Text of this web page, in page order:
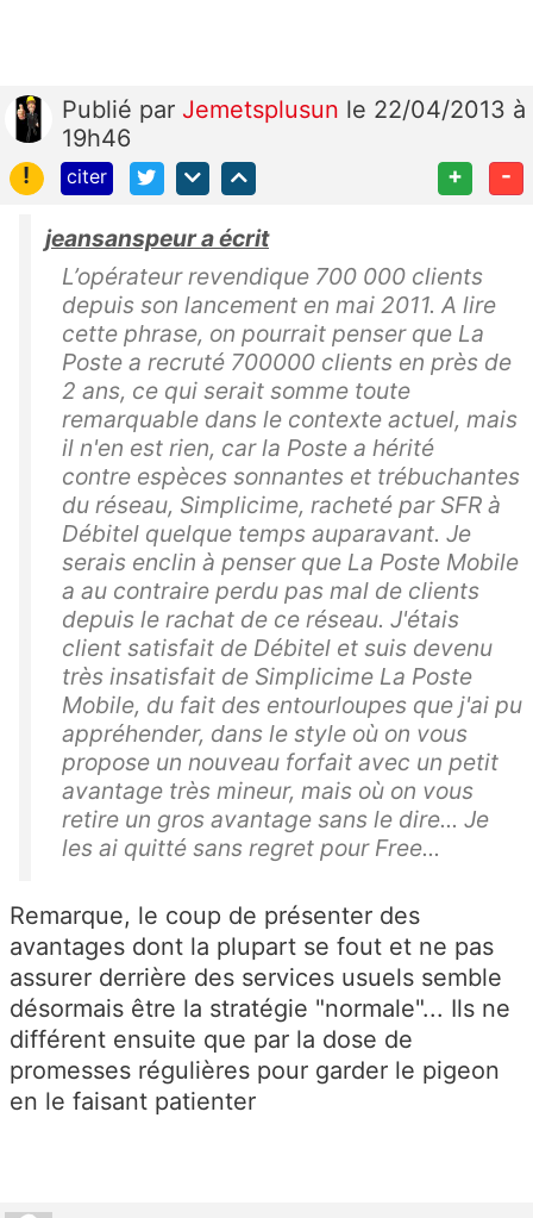
Publié par Jemetsplusun le 22/04/2013 à
19h46
!
citer + -
jeansanspeur a écrit
L’opérateur revendique 700 000 clients
depuis son lancement en mai 2011. A lire
cette phrase, on pourrait penser que La
Poste a recruté 700000 clients en près de
2 ans, ce qui serait somme toute
remarquable dans le contexte actuel, mais
il n'en est rien, car la Poste a hérité
contre espèces sonnantes et trébuchantes
du réseau, Simplicime, racheté par SFR à
Débitel quelque temps auparavant. Je
serais enclin à penser que La Poste Mobile
a au contraire perdu pas mal de clients
depuis le rachat de ce réseau. J'étais
client satisfait de Débitel et suis devenu
très insatisfait de Simplicime La Poste
Mobile, du fait des entourloupes que j'ai pu
appréhender, dans le style où on vous
propose un nouveau forfait avec un petit
avantage très mineur, mais où on vous
retire un gros avantage sans le dire... Je
les ai quitté sans regret pour Free...
Remarque, le coup de présenter des
avantages dont la plupart se fout et ne pas
assurer derrière des services usuels semble
désormais être la stratégie "normale"... Ils ne
différent ensuite que par la dose de
promesses régulières pour garder le pigeon
en le faisant patienter